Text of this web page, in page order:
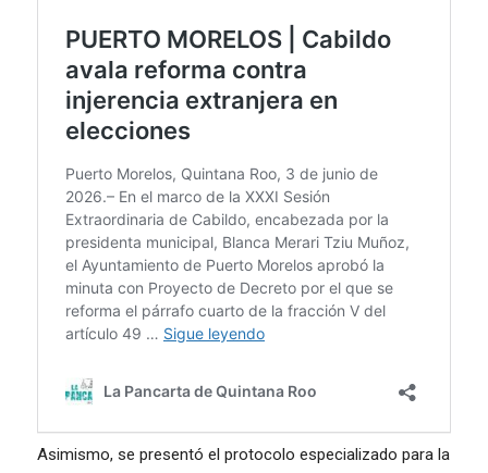
Asimismo, se presentó el protocolo especializado para la